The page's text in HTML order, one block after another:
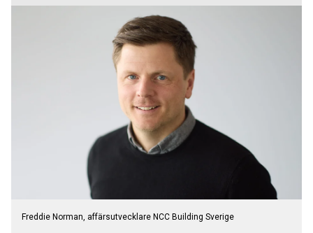
Freddie Norman, affärsutvecklare NCC Building Sverige